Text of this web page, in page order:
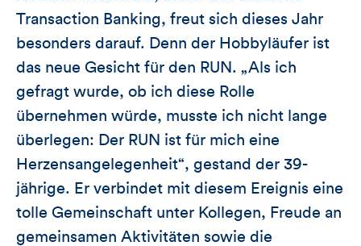
Transaction Banking, freut sich dieses Jahr
besonders darauf. Denn der Hobbyläufer ist
das neue Gesicht für den RUN. „Als ich
gefragt wurde, ob ich diese Rolle
übernehmen würde, musste ich nicht lange
überlegen: Der RUN ist für mich eine
Herzensangelegenheit“, gestand der 39-
jährige. Er verbindet mit diesem Ereignis eine
tolle Gemeinschaft unter Kollegen, Freude an
gemeinsamen Aktivitäten sowie die